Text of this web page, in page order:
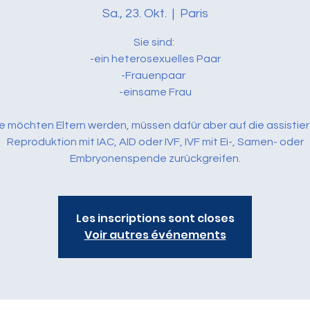
Sa., 23. Okt.
  |
Paris
Sie sind:
​-ein heterosexuelles Paar
-Frauenpaar
-einsame Frau
möchten Eltern werden, müssen dafür aber auf die
Reproduktion mit IAC, AID oder IVF, IVF mit Ei-, Samen- oder
Embryonenspende zurückgreifen.
Les inscriptions sont closes
Voir autres événements